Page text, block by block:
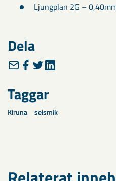
Ljungplan 2G –
Dela
Taggar
Kiruna seismik